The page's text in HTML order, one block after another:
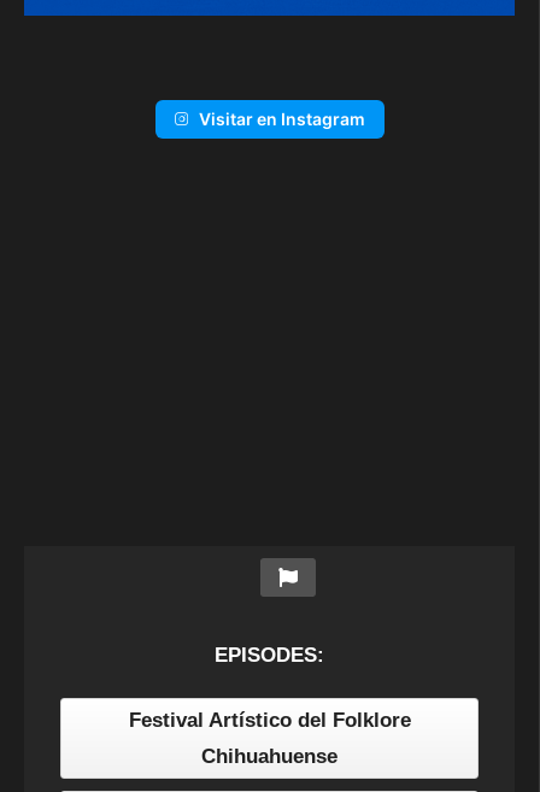
Visitar en Instagram
EPISODES:
Festival Artístico del Folklore
Chihuahuense